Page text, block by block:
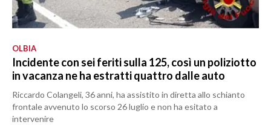
OLBIA
Incidente con sei feriti sulla 125, così un poliziotto
in vacanza ne ha estratti quattro dalle auto
Riccardo Colangeli, 36 anni, ha assistito in diretta allo schianto
frontale avvenuto lo scorso 26 luglio e non ha esitato a
intervenire